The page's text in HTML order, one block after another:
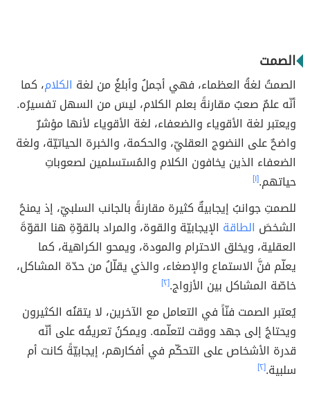
الصمت
الصمتُ لغةُ العظماء، فهي أجملُ وأبلغُ من لغة الكلام، كما
أنّه علمٌ صعبٌ مقارنةً بعلم الكلام، ليسَ من السهل تفسيرُه.
ويعتبر لغة الأقوياء والضعفاء، لغة الأقوياء لأنها مؤشرٌ
واضحٌ على النضوج العقليّ، والحكمة، والخبرة الحياتيّة، ولغة
الضعفاء الذين يخافون الكلام والمُستسلمين لصعوباتِ
حياتهم.[١]
للصمتِ جوانبُ إيجابيةٌ كثيرة مقارنةً بالجانب السلبيّ، إذ يمنحُ
الشخصَ الطاقة الإيجابيّة والقوة، والمراد بالقوّةِ هنا القوّةَ
العقلية، ويخلق الاحترام والمودة، ويمحو الكراهية، كما
يعلّم فنَّ الاستماع والإصغاء، والذي يقلّلُ من حدّة المشاكل،
خاصّة المشاكل بين الأزواج.[٢]
يُعتبر الصمت فنّاً في التعامل مع الآخرين، لا يتقنُه الكثيرون
ويحتاجُ إلى جهد ووقت لتعلّمه. ويمكنُ تعريفُه على أنّه
قدرة الأشخاص على التحكّم في أفكارهم، إيجابيّةً كانت أم
سلبية.[٢]